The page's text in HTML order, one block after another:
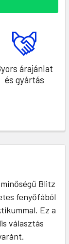
árajánlat
és gyártás
Blitz
fenyőfából
Ez a
választás